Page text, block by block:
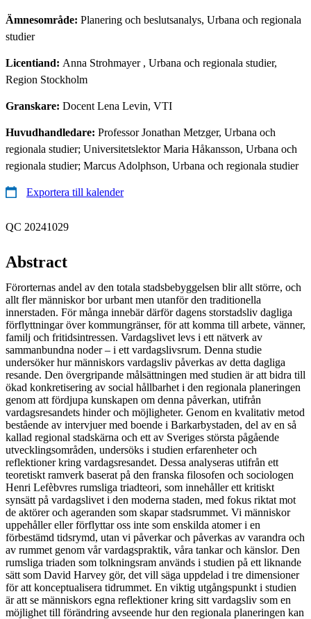
Ämnesområde: Planering och beslutsanalys, Urbana och regionala
studier
Licentiand: Anna Strohmayer, Urbana och regionala studier,
Region Stockholm
Granskare: Docent Lena Levin, VTI
Huvudhandledare: Professor Jonathan Metzger, Urbana och
regionala studier; Universitetslektor Maria Håkansson, Urbana och
regionala studier; Marcus Adolphson, Urbana och regionala studier
Exportera till kalender
QC 20241029
Abstract
Förorternas andel av den totala stadsbebyggelsen blir allt större, och
allt fler människor bor urbant men utanför den traditionella
innerstaden. För många innebär därför dagens storstadsliv dagliga
förflyttningar över kommungränser, för att komma till arbete, vänner,
familj och fritidsintressen. Vardagslivet levs i ett nätverk av
sammanbundna noder – i ett vardagslivsrum. Denna studie
undersöker hur människors vardagsliv påverkas av detta dagliga
resande. Den övergripande målsättningen med studien är att bidra till
ökad konkretisering av social hållbarhet i den regionala planeringen
genom att fördjupa kunskapen om denna påverkan, utifrån
vardagsresandets hinder och möjligheter. Genom en kvalitativ metod
bestående av intervjuer med boende i Barkarbystaden, del av en så
kallad regional stadskärna och ett av Sveriges största pågående
utvecklingsområden, undersöks i studien erfarenheter och
reflektioner kring vardagsresandet. Dessa analyseras utifrån ett
teoretiskt ramverk baserat på den franska filosofen och sociologen
Henri Lefèbvres rumsliga triadteori, som innehåller ett kritiskt
synsätt på vardagslivet i den moderna staden, med fokus riktat mot
de aktörer och ageranden som skapar stadsrummet. Vi människor
uppehåller eller förflyttar oss inte som enskilda atomer i en
förbestämd tidsrymd, utan vi påverkar och påverkas av varandra och
av rummet genom vår vardagspraktik, våra tankar och känslor. Den
rumsliga triaden som tolkningsram används i studien på ett liknande
sätt som David Harvey gör, det vill säga uppdelad i tre dimensioner
för att konceptualisera tidrummet. En viktig utgångspunkt i studien
är att se människors egna reflektioner kring sitt vardagsliv som en
möjlighet till förändring avseende hur den regionala planeringen kan